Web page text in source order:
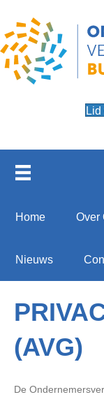
Home Over
Nieuws
(AVG)
De